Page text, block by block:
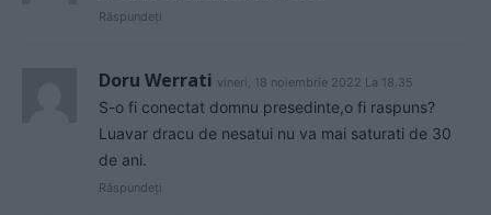
Răspundeți
Doru Werrati vineri, 18 noiembrie 2022 La 18.35
S-o fi conectat domnu presedinte,o fi raspuns?
Luavar dracu de nesatui nu va mai saturati de 30
de ani.
Răspundeți